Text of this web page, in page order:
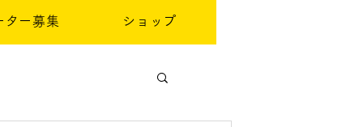
ター募集 ショップ